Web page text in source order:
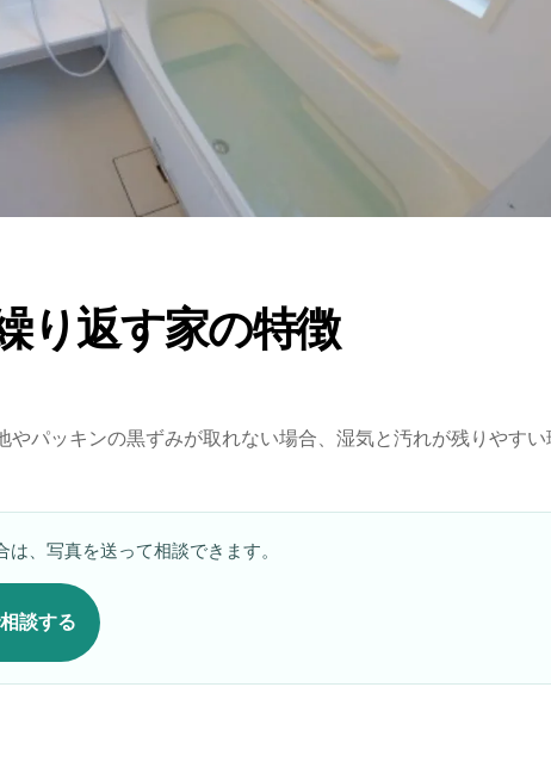
り返す家の特徴
パッキンの黒ずみが取れない場合、湿気と汚れが残りやすい
、写真を送って相談できます。
談する